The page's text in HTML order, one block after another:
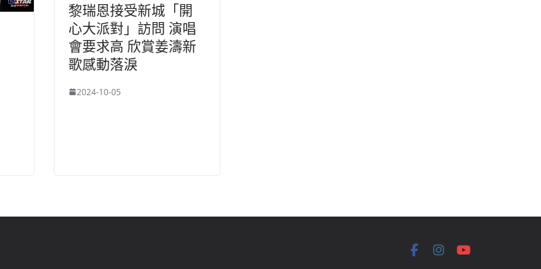
黎瑞恩接受新城「開
心大派對」訪問 演唱
會要求高 欣賞姜濤新
歌感動落淚
2024-10-05